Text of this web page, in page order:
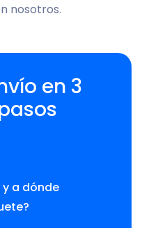
nosotros.
en 3
y a dónde